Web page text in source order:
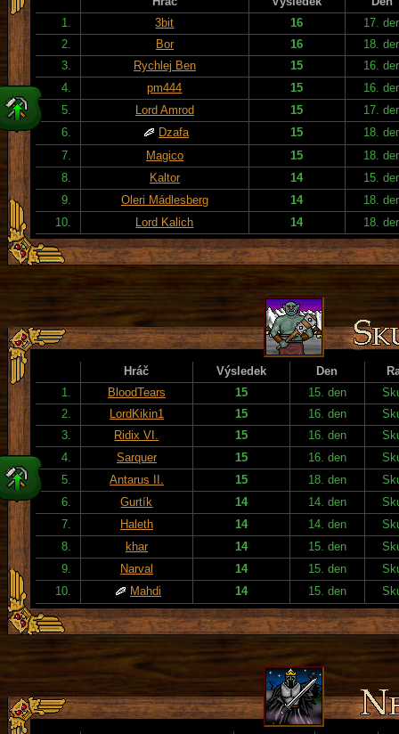
1.
3bit 16
17.
2.
Bor 16
18.
3.
Rychlej Ben 15
16.
4.
pm444 15
16.
5.
Lord Amrod 15
17.
6.
Dzafa 15
18.
7.
Magico 15
18.
8.
Kaltor 14
15.
9.
Oleri Mádlesberg 14
18.
10.
Lord Kalich 14 18.
Hráč Výsledek Den
1.
BloodTears 15 15. den
2.
LordKikin1 15 16. den
3.
Ridix VI. 15 16. den
4.
Sarquer 15 16. den
5.
Antarus II. 15 18. den
6.
Gurtík 14 14. den
7.
Haleth 14 14. den
8.
khar 14 15. den
9.
Narval 14 15. den
10.
Mahdi 14 15. den